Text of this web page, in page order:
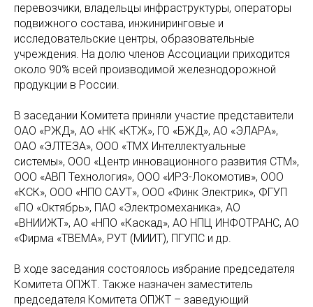
перевозчики, владельцы инфраструктуры, операторы
подвижного состава, инжиниринговые и
исследовательские центры, образовательные
учреждения. На долю членов Ассоциации приходится
около 90% всей производимой железнодорожной
продукции в России.
В заседании Комитета приняли участие представители
ОАО «РЖД», АО «НК «КТЖ», ГО «БЖД», АО «ЭЛАРА»,
ОАО «ЭЛТЕЗА», ООО «ТМХ Интеллектуальные
системы», ООО «Центр инновационного развития СТМ»,
ООО «АВП Технология», ООО «ИРЗ-Локомотив», ООО
«КСК», ООО «НПО САУТ», ООО «Финк Электрик», ФГУП
«ПО «Октябрь», ПАО «Электромеханика», АО
«ВНИИЖТ», АО «НПО «Каскад», АО НПЦ ИНФОТРАНС, АО
«Фирма «ТВЕМА», РУТ (МИИТ), ПГУПС и др.
В ходе заседания состоялось избрание председателя
Комитета ОПЖТ. Также назначен заместитель
председателя Комитета ОПЖТ – заведующий